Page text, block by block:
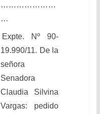
…………………
…
Expte. Nº 90-
19.990/11. De la
señora
Senadora
Claudia Silvina
Vargas: pedido